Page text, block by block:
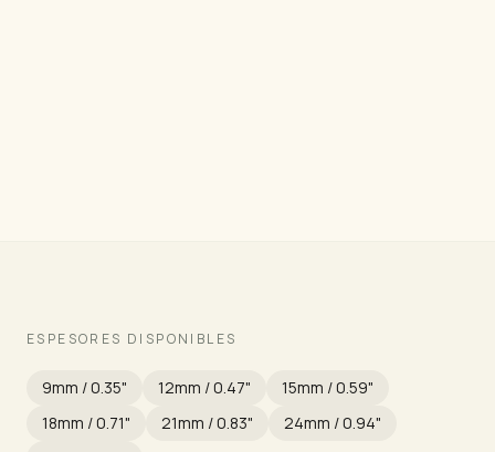
ESPESORES DISPONIBLES
9mm / 0.35" 12mm / 0.47"
15mm / 0.59"
18mm / 0.71"
21mm / 0.83"
24mm / 0.94"